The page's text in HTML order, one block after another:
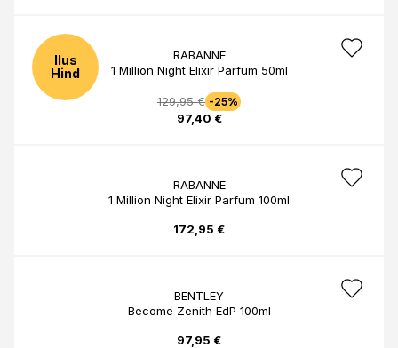
Ilus
Hind
RABANNE
1 Million Night Elixir Parfum 50ml
129,95 € -25%
97,40 €
RABANNE
1 Million Night Elixir Parfum 100ml
172,95 €
BENTLEY
Become Zenith EdP 100ml
97,95 €